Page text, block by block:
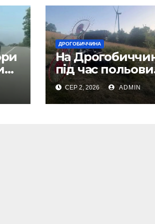
ДРОГОБИЧЧИНА
На
під час
робіт загинув
тракторист
СЕР 2, 2026 ADMIN